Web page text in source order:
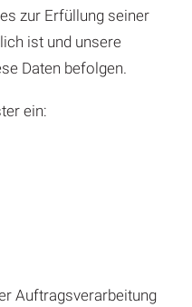
zur Erfüllung seiner
ist und unsere
Daten befolgen.
ein:
Auftragsverarbeitung